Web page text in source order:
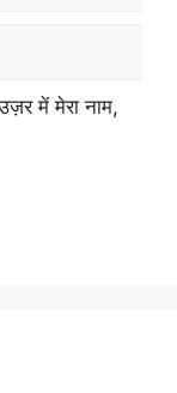
में मेरा नाम,